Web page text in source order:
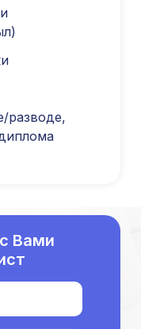
разводе,
Вами